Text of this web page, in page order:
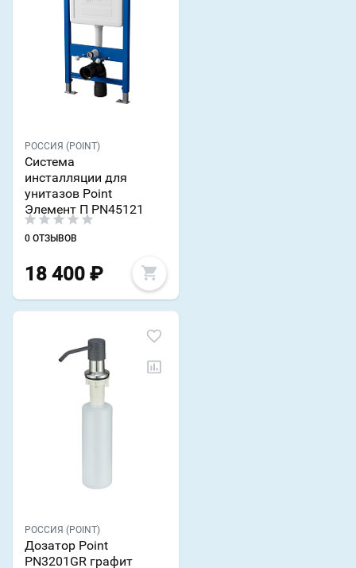
РОССИЯ (POINT)
Система
инсталляции для
унитазов Point
Элемент П PN45121
0 ОТЗЫВОВ
18 400 ₽
РОССИЯ (POINT)
Дозатор Point
PN3201GR графит